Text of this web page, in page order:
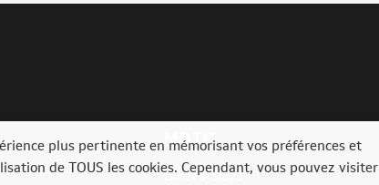
MOTO
Bikers' Days
plus pertinente en mémorisant vos préférences et
de TOUS les cookies. Cependant, vous pouvez visiter